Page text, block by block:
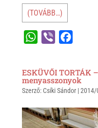
(TOVÁBB…)
t
s
p
e
r
e
b
o
ESKÜVŐI TORTÁK
menyasszonyok
Szerző: Csíki Sándor|2014/